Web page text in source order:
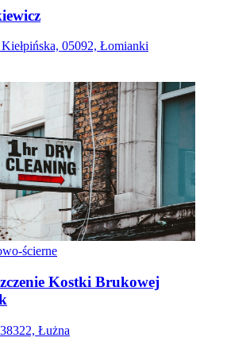
05092, Łomianki
ścierne
Kostki Brukowej
Łużna